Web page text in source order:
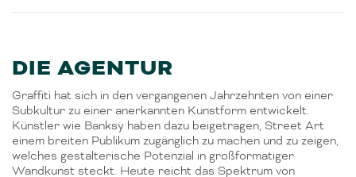
DIE AGENTUR
Graffiti hat sich in den vergangenen Jahrzehnten von einer
Subkultur zu einer anerkannten Kunstform entwickelt.
Künstler wie Banksy haben dazu beigetragen, Street Art
einem breiten Publikum zugänglich zu machen und zu zeigen,
welches gestalterische Potenzial in großformatiger
Wandkunst steckt. Heute reicht das Spektrum von